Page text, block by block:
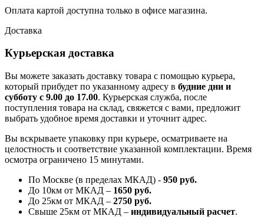
Оплата картой доступна только в офисе магазина.
Доставка
Курьерская доставка
Вы можете заказать доставку товара с помощью курьера,
который прибудет по указанному адресу в будние дни и
субботу с 9.00 до 17.00. Курьерская служба, после
поступления товара на склад, свяжется с вами, предложит
выбрать удобное время доставки и уточнит адрес.
Вы вскрываете упаковку при курьере, осматриваете на
целостность и соответствие указанной комплектации. Время
осмотра ограничено 15 минутами.
По Москве (в пределах МКАД) - 950 руб.
До 10км от МКАД – 1650 руб.
До 25км от МКАД – 2750 руб.
Свыше 25км от МКАД – индивидуальный расчет.